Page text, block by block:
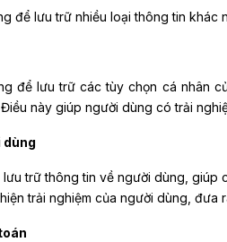
để lưu trữ nhiều loại thông tin khác
để lưu trữ các tùy chọn cá nhân
này giúp người dùng có trải
dùng
trữ thông tin về người dùng, giúp
trải nghiệm của người dùng, đưa